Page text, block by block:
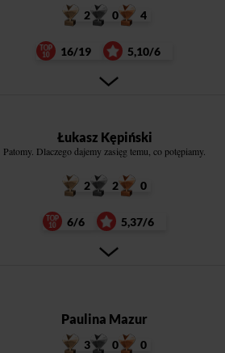
2 0 4
16/19 5,10/6
Łukasz Kępiński
Patomy. Dlaczego dajemy zasięg temu, co potępiamy.
2 2 0
6/6 5,37/6
Paulina Mazur
3 0 0